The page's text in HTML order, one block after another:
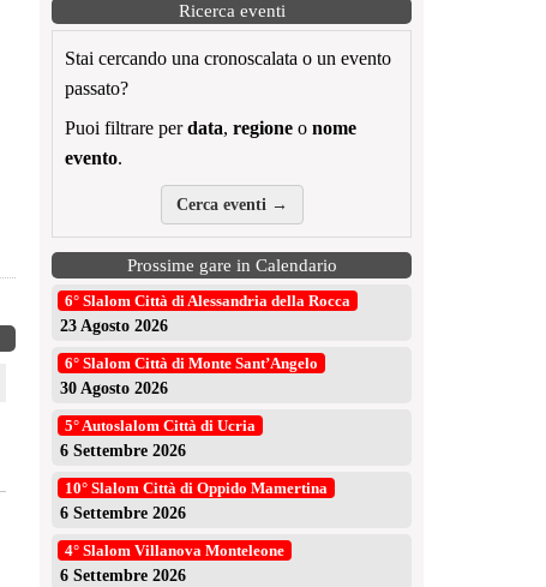
Ricerca eventi
Stai cercando una cronoscalata o un evento
passato?
Puoi filtrare perdata, regione o nome
evento.
Cerca eventi →
Prossime gare in Calendario
6° Slalom Città di Alessandria della Rocca
23 Agosto 2026
6° Slalom Città di Monte Sant’Angelo
30 Agosto 2026
5° Autoslalom Città di Ucria
6 Settembre 2026
10° Slalom Città di Oppido Mamertina
6 Settembre 2026
4° Slalom Villanova Monteleone
6 Settembre 2026